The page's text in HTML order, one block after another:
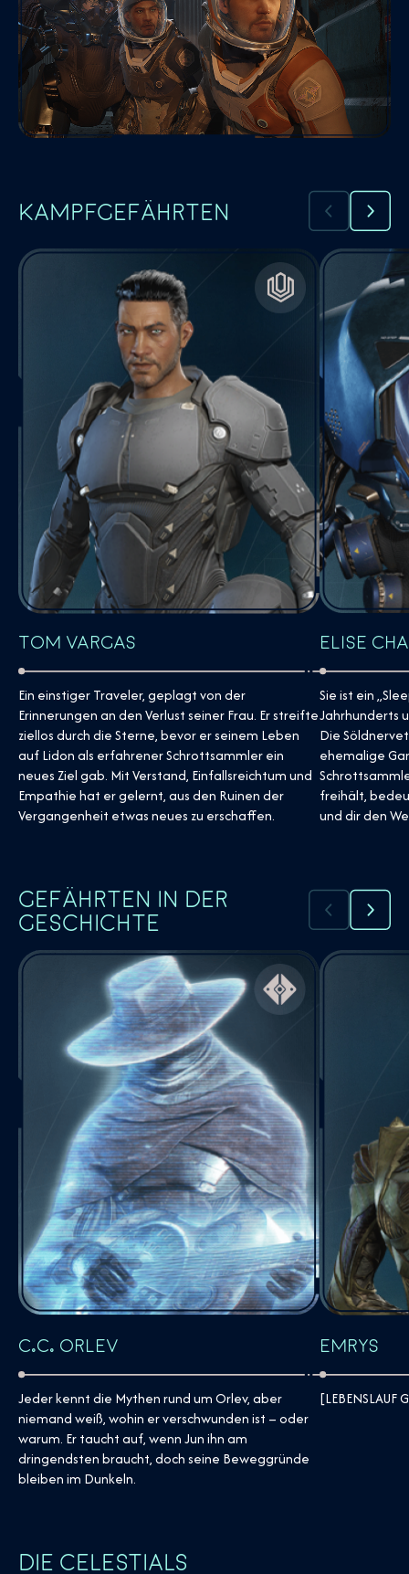
KAMPFGEFÄHRTEN
Tom Vargas
Ein einstiger Traveler, geplagt von der
Erinnerungen an den Verlust seiner Frau. Er streifte
ziellos durch die Sterne, bevor er seinem Leben
auf Lidon als erfahrener Schrottsammler ein
neues Ziel gab. Mit Verstand, Einfallsreichtum und
Empathie hat er gelernt, aus den Ruinen der
Vergangenheit etwas neues zu erschaffen.
Elise
Sie ist ein
Jahrhunderts
Die
ehemalige
freihält,
und dir den
GEFÄHRTEN IN DER
GESCHICHTE
C.C. Orlev
Jeder kennt die Mythen rund um Orlev, aber
niemand weiß, wohin er verschwunden ist – oder
warum. Er taucht auf, wenn Jun ihn am
dringendsten braucht, doch seine Beweggründe
bleiben im Dunkeln.
Emrys
[LEBENSLAUF
DIE CELESTIALS